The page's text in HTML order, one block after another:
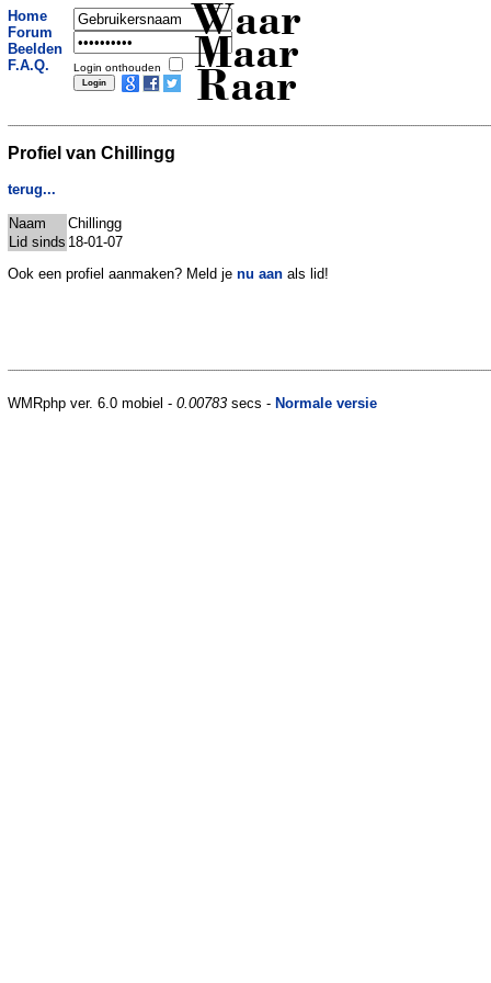
Home
Forum
Beelden
F.A.Q.
Login onthouden
Waar
Maar
Raar
Profiel van Chillingg
terug...
Naam
Chillingg
Lid sinds 18-01-07
Ook een profiel aanmaken? Meld je nu aan als lid!
WMRphp ver. 6.0 mobiel - 0.00783 secs - Normale versie